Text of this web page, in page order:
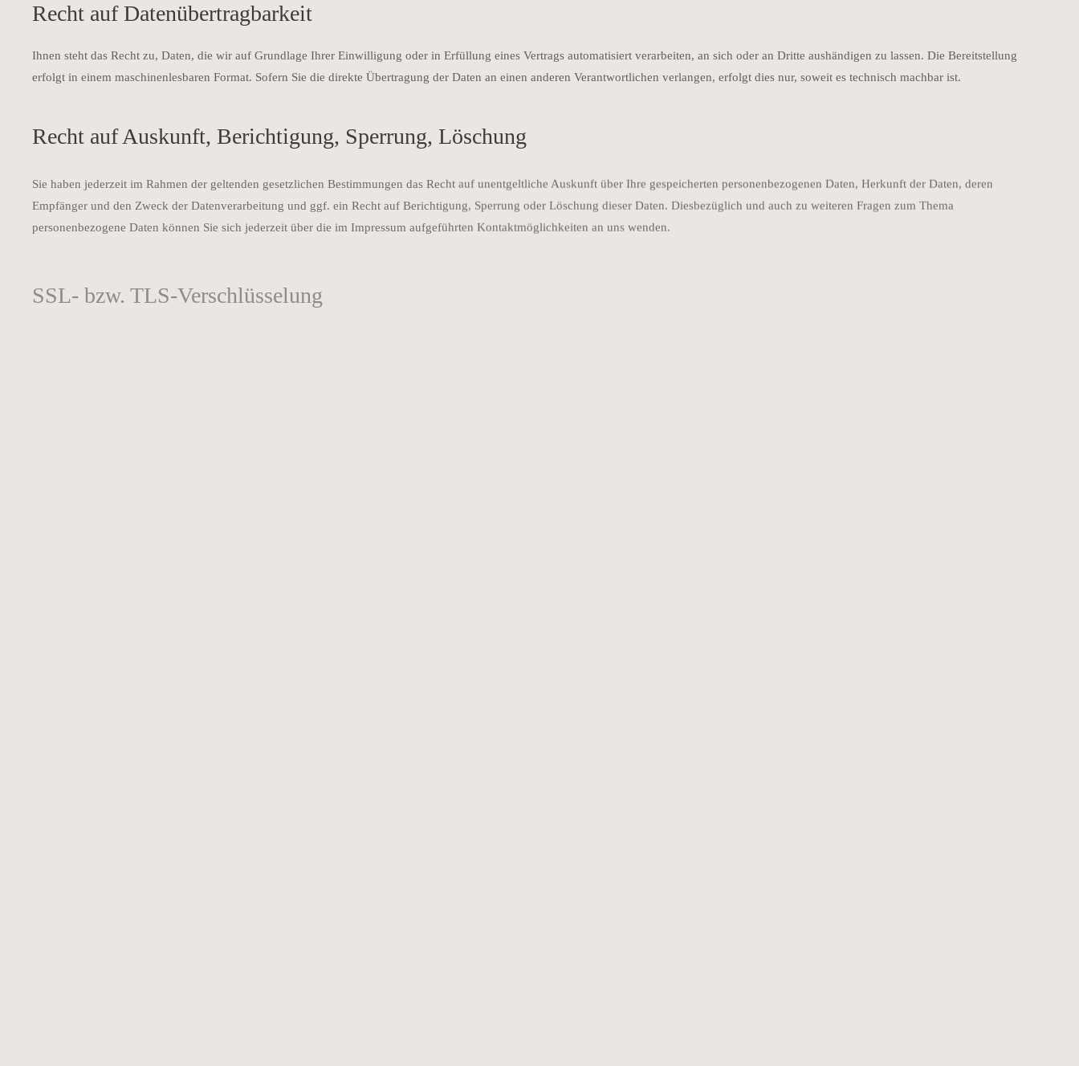
Recht auf Datenüber­tragbarkeit
Ihnen steht das Recht zu, Daten, die wir auf Grundlage Ihrer Einwilligung oder in Erfüllung eines Vertrags automatisiert verarbeiten, an sich oder an Dritte aushändigen zu lassen. Die Bereitstellung
erfolgt in einem maschinenlesbaren Format. Sofern Sie die direkte Übertragung der Daten an einen anderen Verantwortlichen verlangen, erfolgt dies nur, soweit es technisch machbar ist.
Recht auf Auskunft, Berichtigung, Sperrung, Löschung
Sie haben jederzeit im Rahmen der geltenden gesetzlichen Bestimmungen das Recht auf unentgeltliche Auskunft über Ihre gespeicherten personenbezogenen Daten, Herkunft der Daten, deren
Empfänger und den Zweck der Datenverarbeitung und ggf. ein Recht auf Berichtigung, Sperrung oder Löschung dieser Daten. Diesbezüglich und auch zu weiteren Fragen zum Thema
personenbezogene Daten können Sie sich jederzeit über die im Impressum aufgeführten Kontaktmöglichkeiten an uns wenden.